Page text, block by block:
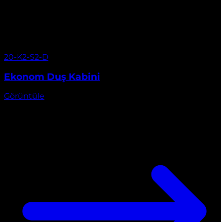
Görüntüle